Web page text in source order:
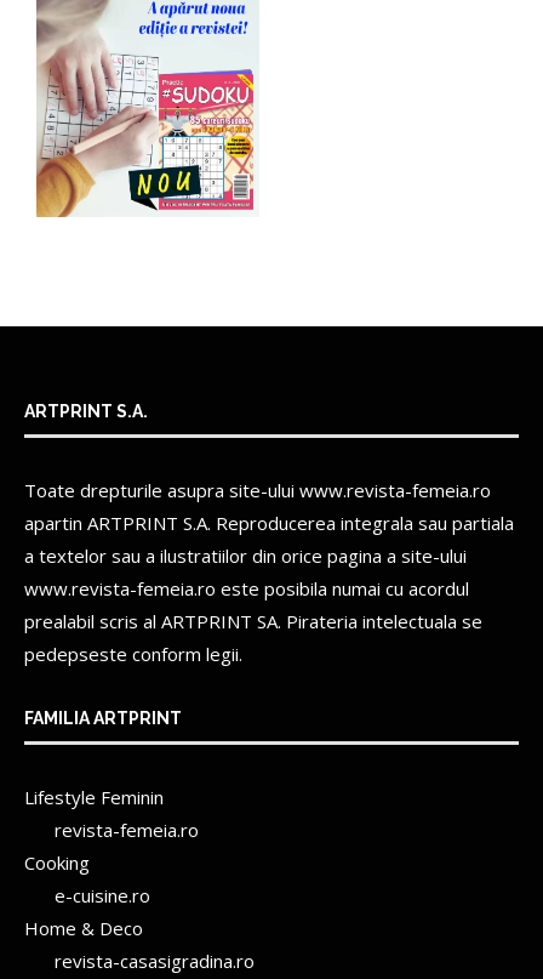
ARTPRINT S.A.
Toate drepturile asupra site-ului www.revista-femeia.ro
apartin ARTPRINT S.A. Reproducerea integrala sau partiala
a textelor sau a ilustratiilor din orice pagina a site-ului
www.revista-femeia.ro este posibila numai cu acordul
prealabil scris al ARTPRINT SA. Pirateria intelectuala se
pedepseste conform legii.
FAMILIA ARTPRINT
Lifestyle Feminin
revista-femeia.ro
Cooking
e-cuisine.ro
Home & Deco
revista-casasigradina.ro